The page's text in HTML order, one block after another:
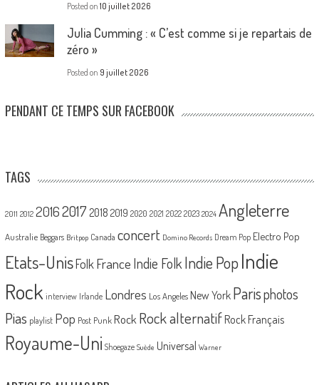
Posted on 10 juillet 2026
Julia Cumming : « C’est comme si je repartais de
zéro »
Posted on 9 juillet 2026
PENDANT CE TEMPS SUR FACEBOOK
TAGS
2011 2012 20162017 2018 2019 2020 2021 2022 2023 2024 Angleterre
Australie Beggars Britpop Canada concert Domino Records Dream Pop Electro Pop
Etats-UnisFolk France Indie FolkIndie PopIndie
Rock interview Irlande Londres Los Angeles New York Parisphotos
Pias playlist Pop Post Punk Rock Rock alternatif Rock Français
Royaume-Uni Shoegaze Suède Universal Warner